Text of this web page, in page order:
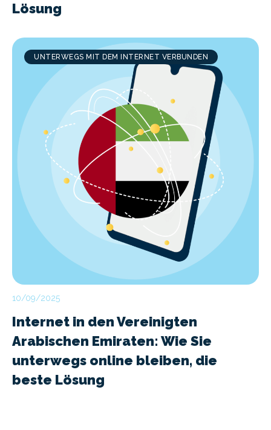
Lösung
UNTERWEGS MIT DEM INTERNET VERBUNDEN
10/09/2025
Internet in den Vereinigten
Arabischen Emiraten: Wie Sie
unterwegs online bleiben, die
beste Lösung